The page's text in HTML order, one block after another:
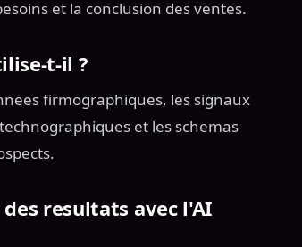
et la conclusion des ventes.
t-il ?
firmographiques, les signaux
et les schemas
resultats avec l'AI